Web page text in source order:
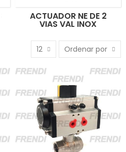
ACTUADOR NE DE 2
VIAS VAL INOX
12 Ordenar por